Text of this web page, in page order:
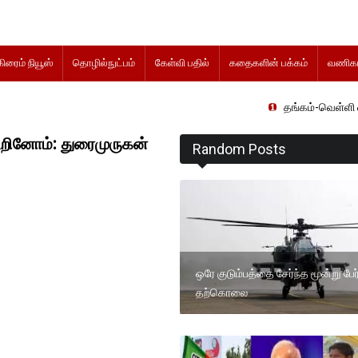
நியூஸ் தொழில்நுட்பம் கேள்வி பதில் கதைகளின் பக்கம்
தங்கம்-வெள்ளி விலை
துரைமுருகன் Random Posts
ஒரே குடும்பத்தை சேர்ந்த மூன்று
தற்கொலை